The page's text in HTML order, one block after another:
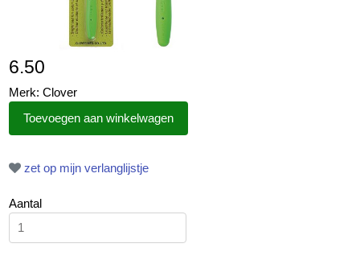
6.50
Merk: Clover
zet op mijn verlanglijstje
Aantal